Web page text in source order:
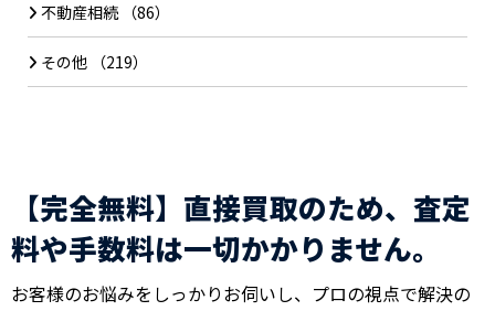
不動産相続（86）
その他 （219）
【完全無料】直接買取のため、査定
料や手数料は一切かかりません。
お客様のお悩みをしっかりお伺いし、プロの視点で解決の